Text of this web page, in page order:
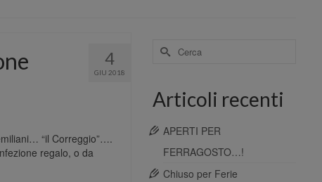
4
GIU 2018
“il Correggio”….
regalo, o da
Cerca
per:
Articoli recenti
APERTI PER
FERRAGOSTO…!
Chiuso per Ferie